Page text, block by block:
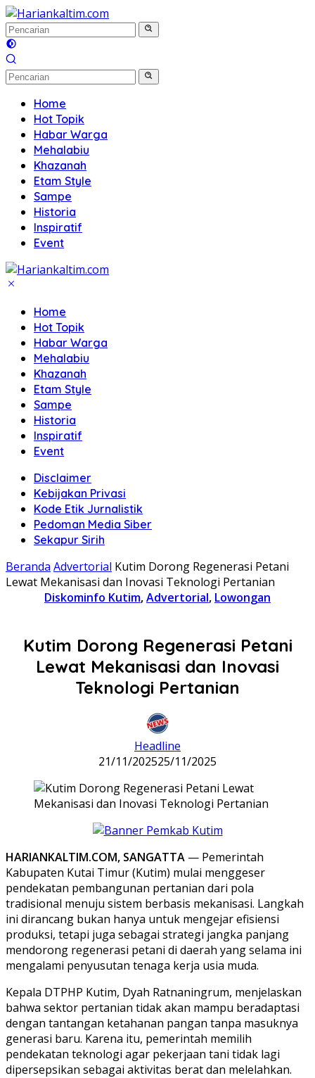
Langsung
ke
konten
Home
Hot Topik
Habar Warga
Mehalabiu
Khazanah
Etam Style
Sampe
Historia
Inspiratif
Event
Home
Hot Topik
Habar Warga
Mehalabiu
Khazanah
Etam Style
Sampe
Historia
Inspiratif
Event
Disclaimer
Kebijakan Privasi
Kode Etik Jurnalistik
Pedoman Media Siber
Sekapur Sirih
Beranda Advertorial Kutim Dorong Regenerasi Petani
Lewat Mekanisasi dan Inovasi Teknologi Pertanian
Diskominfo Kutim,Advertorial, Lowongan
Kutim Dorong Regenerasi Petani
Lewat Mekanisasi dan Inovasi
Teknologi Pertanian
Headline
21/11/202525/11/2025
HARIANKALTIM.COM, SANGATTA — Pemerintah
Kabupaten Kutai Timur (Kutim) mulai menggeser
pendekatan pembangunan pertanian dari pola
tradisional menuju sistem berbasis mekanisasi. Langkah
ini dirancang bukan hanya untuk mengejar efisiensi
produksi, tetapi juga sebagai strategi jangka panjang
mendorong regenerasi petani di daerah yang selama ini
mengalami penyusutan tenaga kerja usia muda.
Kepala DTPHP Kutim, Dyah Ratnaningrum, menjelaskan
bahwa sektor pertanian tidak akan mampu beradaptasi
dengan tantangan ketahanan pangan tanpa masuknya
generasi baru. Karena itu, pemerintah memilih
pendekatan teknologi agar pekerjaan tani tidak lagi
dipersepsikan sebagai aktivitas berat dan melelahkan.